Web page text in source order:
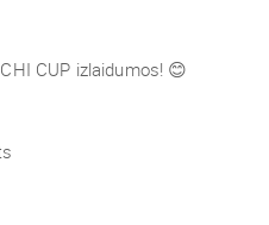
CUP izlaidumos! 😊